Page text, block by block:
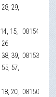
29,
15,
26
08154
39,
57,
08153
20, 08150